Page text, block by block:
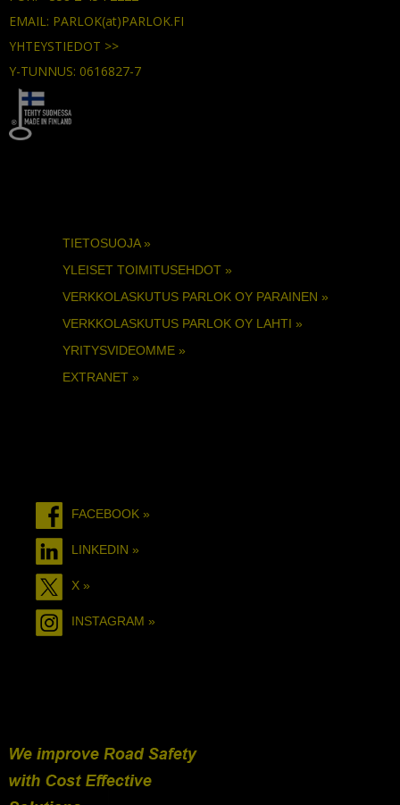
EMAIL: PARLOK(at)PARLOK.FI
YHTEYSTIEDOT >>
Y-TUNNUS: 0616827-7
TIETOSUOJA »
YLEISET TOIMITUSEHDOT »
VERKKOLASKUTUS PARLOK OY PARAINEN »
VERKKOLASKUTUS PARLOK OY LAHTI »
YRITYSVIDEOMME »
EXTRANET »
FACEBOOK »
LINKEDIN »
X »
INSTAGRAM »